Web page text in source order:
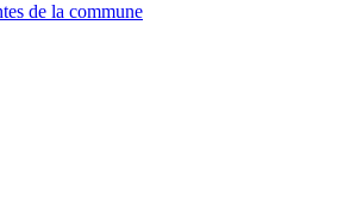
de la commune